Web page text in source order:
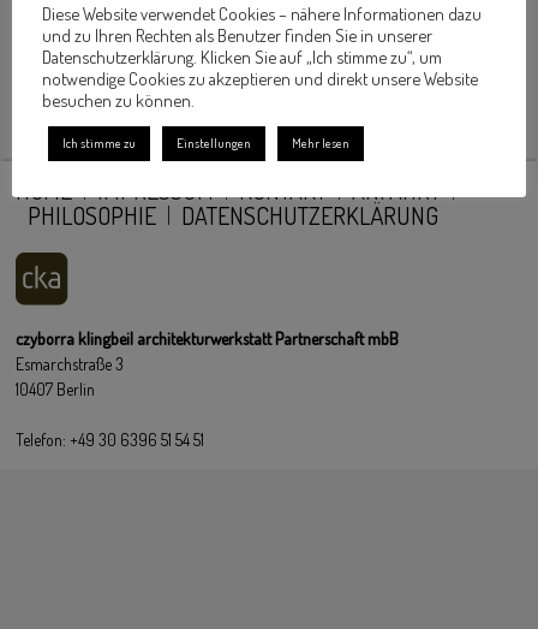
HOME IMPRESSUM KONTAKT
ANFAHRT
PHILOSOPHIE
DATENSCHUTZERKLÄRUNG
czyborra klingbeil architekturwerkstatt Partnerschaft mbB
Esmarchstraße 3
10407 Berlin
Telefon: +49 30 6396 51 54 51
Diese Website verwendet Cookies – nähere Informationen dazu
und zu Ihren Rechten als Benutzer finden Sie in unserer
Datenschutzerklärung. Klicken Sie auf „Ich stimme zu“, um
notwendige Cookies zu akzeptieren und direkt unsere Website
besuchen zu können.
Ich stimme zu Einstellungen Mehr lesen